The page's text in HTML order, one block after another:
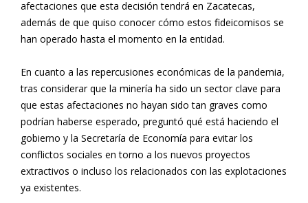
afectaciones que esta decisión tendrá en Zacatecas,
además de que quiso conocer cómo estos fideicomisos se
han operado hasta el momento en la entidad.
En cuanto a las repercusiones económicas de la pandemia,
tras considerar que la minería ha sido un sector clave para
que estas afectaciones no hayan sido tan graves como
podrían haberse esperado, preguntó qué está haciendo el
gobierno y la Secretaría de Economía para evitar los
conflictos sociales en torno a los nuevos proyectos
extractivos o incluso los relacionados con las explotaciones
ya existentes.